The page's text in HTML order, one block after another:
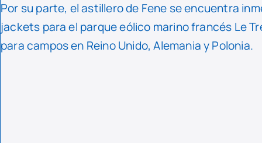
Por su parte, el astillero de Fene se encuentra
jackets para el parque eólico marino francés Le
para campos en Reino Unido, Alemania y Polonia.